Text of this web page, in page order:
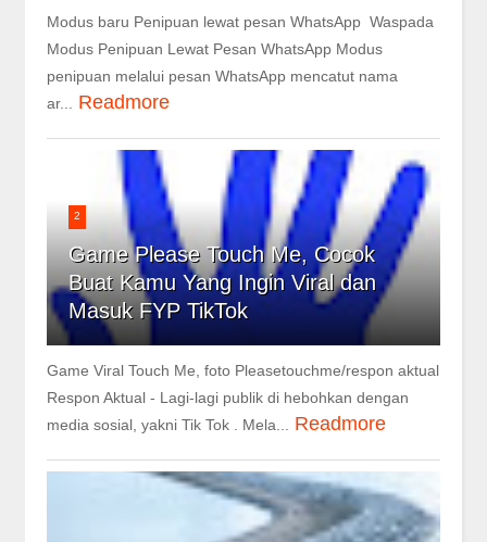
Modus baru Penipuan lewat pesan WhatsApp Waspada
Modus Penipuan Lewat Pesan WhatsApp Modus
penipuan melalui pesan WhatsApp mencatut nama
ar...
Readmore
2
Game Please Touch Me, Cocok
Buat Kamu Yang Ingin Viral dan
Masuk FYP TikTok
Game Viral Touch Me, foto Pleasetouchme/respon aktual
Respon Aktual - Lagi-lagi publik di hebohkan dengan
media sosial, yakni Tik Tok . Mela...
Readmore